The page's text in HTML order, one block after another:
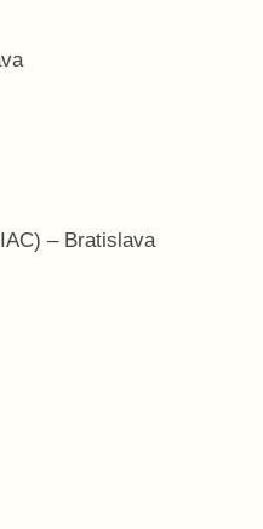
– Bratislava